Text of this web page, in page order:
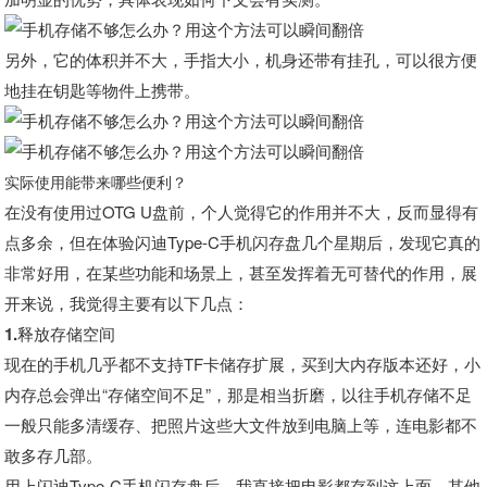
另外，它的体积并不大，手指大小，机身还带有挂孔，可以很方便
地挂在钥匙等物件上携带。
实际使用能带来哪些便利？
在没有使用过OTG U盘前，个人觉得它的作用并不大，反而显得有
点多余，但在体验闪迪Type-C手机闪存盘几个星期后，发现它真的
非常好用，在某些功能和场景上，甚至发挥着无可替代的作用，展
开来说，我觉得主要有以下几点：
1.释放存储空间
现在的手机几乎都不支持TF卡储存扩展，买到大内存版本还好，小
内存总会弹出“存储空间不足”，那是相当折磨，以往手机存储不足
一般只能多清缓存、把照片这些大文件放到电脑上等，连电影都不
敢多存几部。